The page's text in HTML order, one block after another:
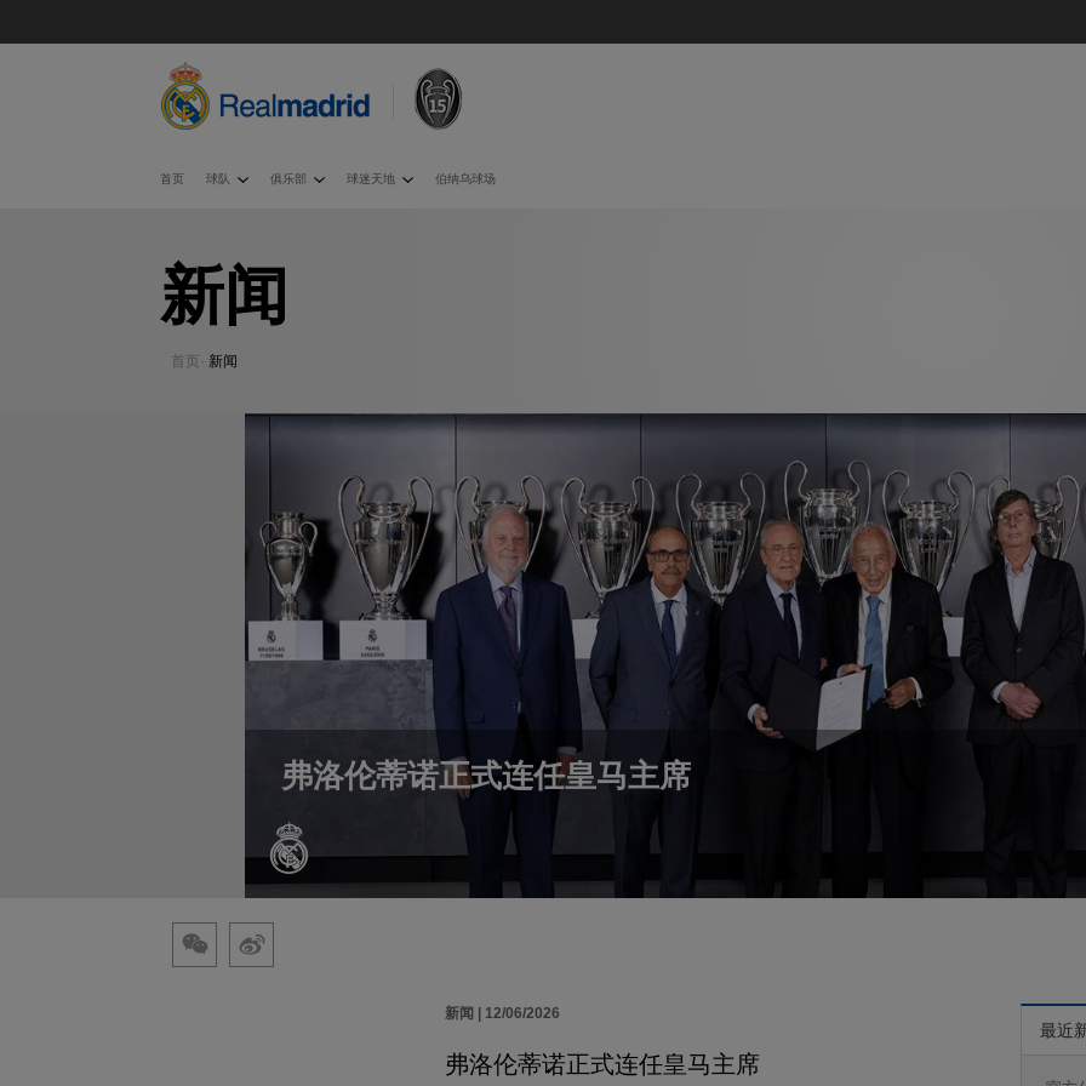
首页 球队 俱乐部 球迷天地 伯纳乌球场
新闻
首页 · 新闻
弗洛伦蒂诺正式连任皇马主席
新闻 | 12/06/2026
弗洛伦蒂诺正式连任皇马主席
最近